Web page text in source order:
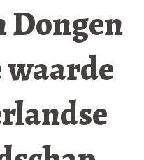
Dongen
waarde